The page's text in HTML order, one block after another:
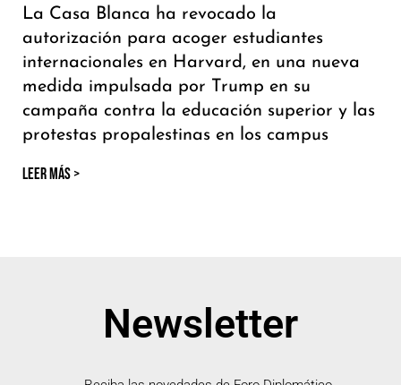
La Casa Blanca ha revocado la
autorización para acoger estudiantes
internacionales en Harvard, en una nueva
medida impulsada por Trump en su
campaña contra la educación superior y las
protestas propalestinas en los campus
LEER MÁS >
Newsletter